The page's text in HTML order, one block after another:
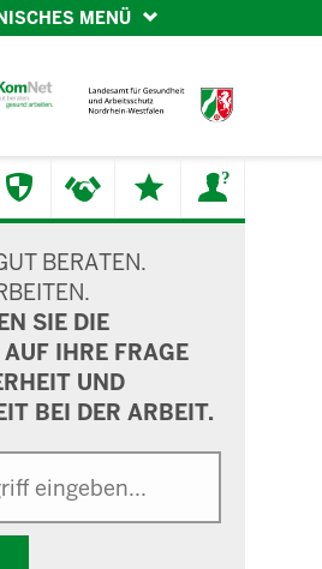
MENÜ
BERATEN.
SIE DIE
IHRE FRAGE
UND
BEI DER ARBEIT.